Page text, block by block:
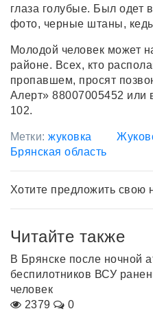
глаза голубые. Был одет
фото, черные штаны,
Молодой человек может
районе. Всех, кто
пропавшем, просят
Алерт» 88007005452
102.
Метки:жуковка
Брянская область
Хотите предложить свою
Читайте также
В Брянске после ночной
беспилотников ВСУ
человек
2379
0